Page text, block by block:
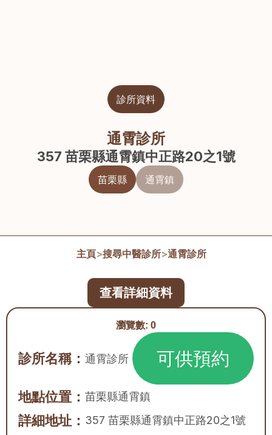
診所資料
通霄診所
357 苗栗縣通霄鎮中正路20之1號
苗栗縣 通霄鎮
主頁>搜尋中醫診所>通霄診所
瀏覽數: 0
診所名稱： 通霄診所 可供預約
地點位置： 苗栗縣通霄鎮
詳細地址： 357 苗栗縣通霄鎮中正路20之1號
查看詳細資料